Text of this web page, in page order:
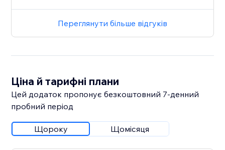
Переглянути більше відгуків
Ціна й тарифні плани
Цей додаток пропонує безкоштовний 7‑денний
пробний період
Щороку Щомісяця